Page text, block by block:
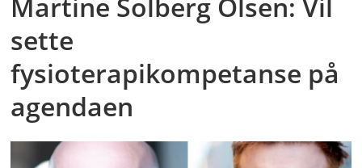
Martine Solberg Olsen: Vil
sette
fysioterapikompetanse på
agendaen